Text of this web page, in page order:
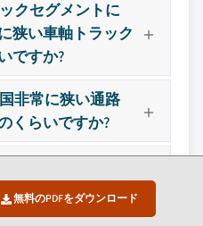
無料のPDFをダウンロード
レンド
械
ヒ
ープ
クセグメントに
狭い車軸トラック
ですか?
非常に狭い通路
くらいですか?
ク市場で重要な選